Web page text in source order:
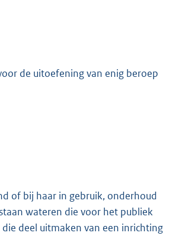
de uitoefening van enig beroep
of bij haar in gebruik, onderhoud
wateren die voor het publiek
deel uitmaken van een inrichting